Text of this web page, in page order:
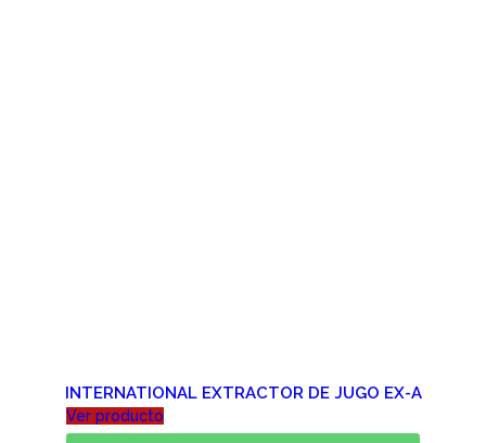
INTERNATIONAL EXTRACTOR DE JUGO EX-A
Ver producto